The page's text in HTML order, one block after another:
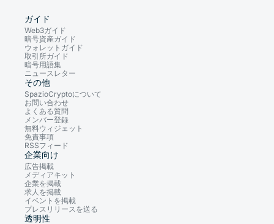
ガイド
Web3ガイド
暗号資産ガイド
ウォレットガイド
取引所ガイド
暗号用語集
ニュースレター
その他
SpazioCryptoについて
お問い合わせ
よくある質問
メンバー登録
無料ウィジェット
免責事項
RSSフィード
企業向け
広告掲載
メディアキット
企業を掲載
求人を掲載
イベントを掲載
プレスリリースを送る
透明性